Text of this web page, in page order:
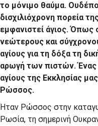
το μόνιμο θαύμα.
δισχιλιόχρονη πορεία
εμφανιστεί άγιος. Όπως
νεώτερους και
αγίους για τη δόξα τη
αρωγή των πιστών. Ένας
αγίους της Εκκλησίας
Ρώσσος.
Ήταν Ρώσσος στην
Ρωσία, τη σημερινή